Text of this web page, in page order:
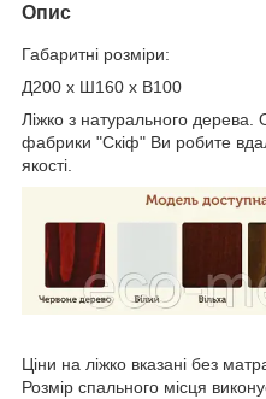
Опис
Габаритні розміри:
Д200 x Ш160 x В100
Ліжко з натурального
фабрики "Скіф" Ви робите
якості.
Ціни на ліжко вказані без
Розмір спального місця